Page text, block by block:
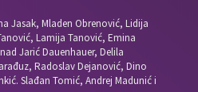
Jasak, Mladen Obrenović, Lidija
Lamija Tanović, Emina
Jarić Dauenhauer, Delila
Radoslav Dejanović, Dino
Slađan Tomić, Andrej Madunić i